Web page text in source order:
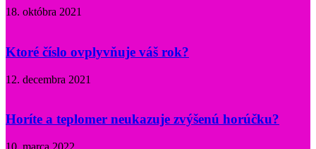
18. októbra 2021
Ktoré číslo ovplyvňuje váš rok?
12. decembra 2021
Horíte a teplomer neukazuje zvýšenú horúčku?
10. marca 2022